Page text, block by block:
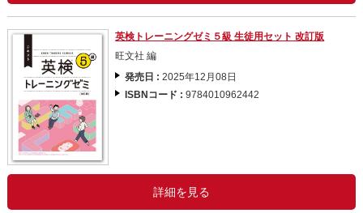
英検トレーニングゼミ５級 生徒用セット 改訂版
旺文社 編
発売日 :2025年12月08日
ISBNコード :9784010962442
詳細を見る